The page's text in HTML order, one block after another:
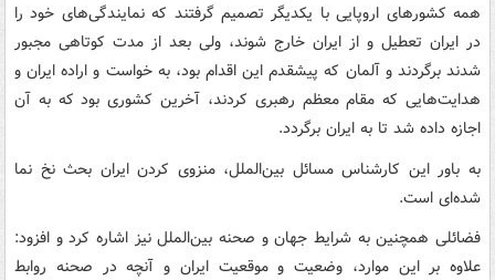
همه کشورهای اروپایی با یکدیگر تصمیم گرفتند که نمایندگی‌های خود را
در ایران تعطیل و از ایران خارج شوند، ولی بعد از مدت کوتاهی مجبور
شدند برگردند و آلمان که پیشقدم این اقدام بود، به خواست و اراده ایران و
هدایت‌هایی که مقام معظم رهبری کردند، آخرین کشوری بود که به آن
اجازه داده شد تا به ایران برگردد.
به باور این کارشناس مسائل بین‌الملل، منزوی کردن ایران بحث نخ نما
شده‌ای است.
فضائلی همچنین به شرایط جهان و صحنه بین‌الملل نیز اشاره کرد و افزود:
علاوه بر این موارد، وضعیت و موقعیت ایران و آنچه در صحنه روابط